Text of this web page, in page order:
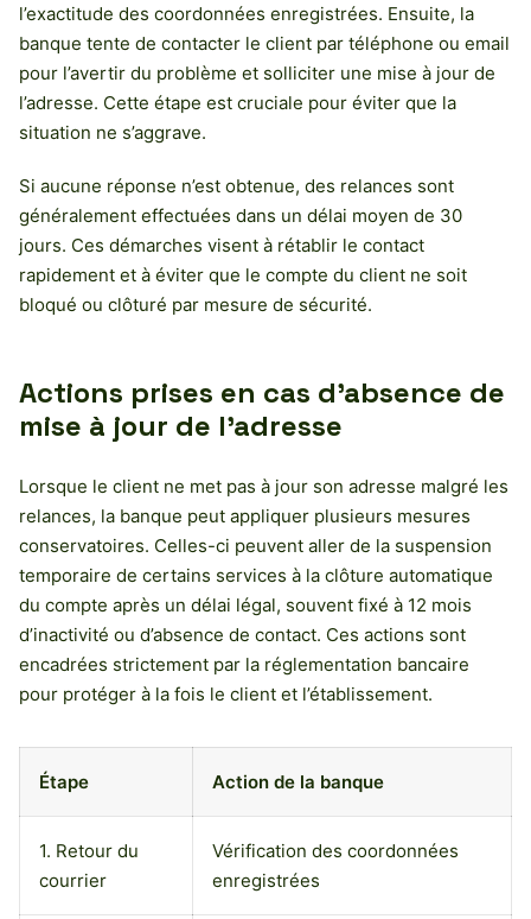
l’exactitude des coordonnées enregistrées. Ensuite, la
banque tente de contacter le client par téléphone ou email
pour l’avertir du problème et solliciter une mise à jour de
l’adresse. Cette étape est cruciale pour éviter que la
situation ne s’aggrave.
Si aucune réponse n’est obtenue, des relances sont
généralement effectuées dans un délai moyen de 30
jours. Ces démarches visent à rétablir le contact
rapidement et à éviter que le compte du client ne soit
bloqué ou clôturé par mesure de sécurité.
Actions prises en cas d’absence de
mise à jour de l’adresse
Lorsque le client ne met pas à jour son adresse malgré les
relances, la banque peut appliquer plusieurs mesures
conservatoires. Celles-ci peuvent aller de la suspension
temporaire de certains services à la clôture automatique
du compte après un délai légal, souvent fixé à 12 mois
d’inactivité ou d’absence de contact. Ces actions sont
encadrées strictement par la réglementation bancaire
pour protéger à la fois le client et l’établissement.
Étape Action de la banque
1. Retour du
courrier
Vérification des coordonnées
enregistrées